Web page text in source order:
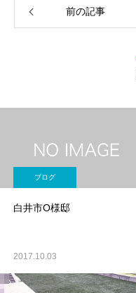
前の記事
ブログ
白井市O様邸
2017.10.03